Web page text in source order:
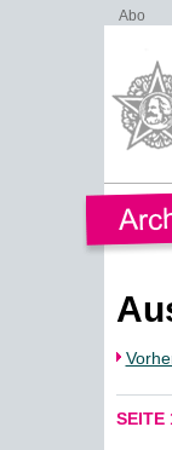
Abo
SEITE